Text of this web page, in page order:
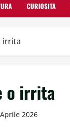
CURIOSITA
irrita
o irrita
2026